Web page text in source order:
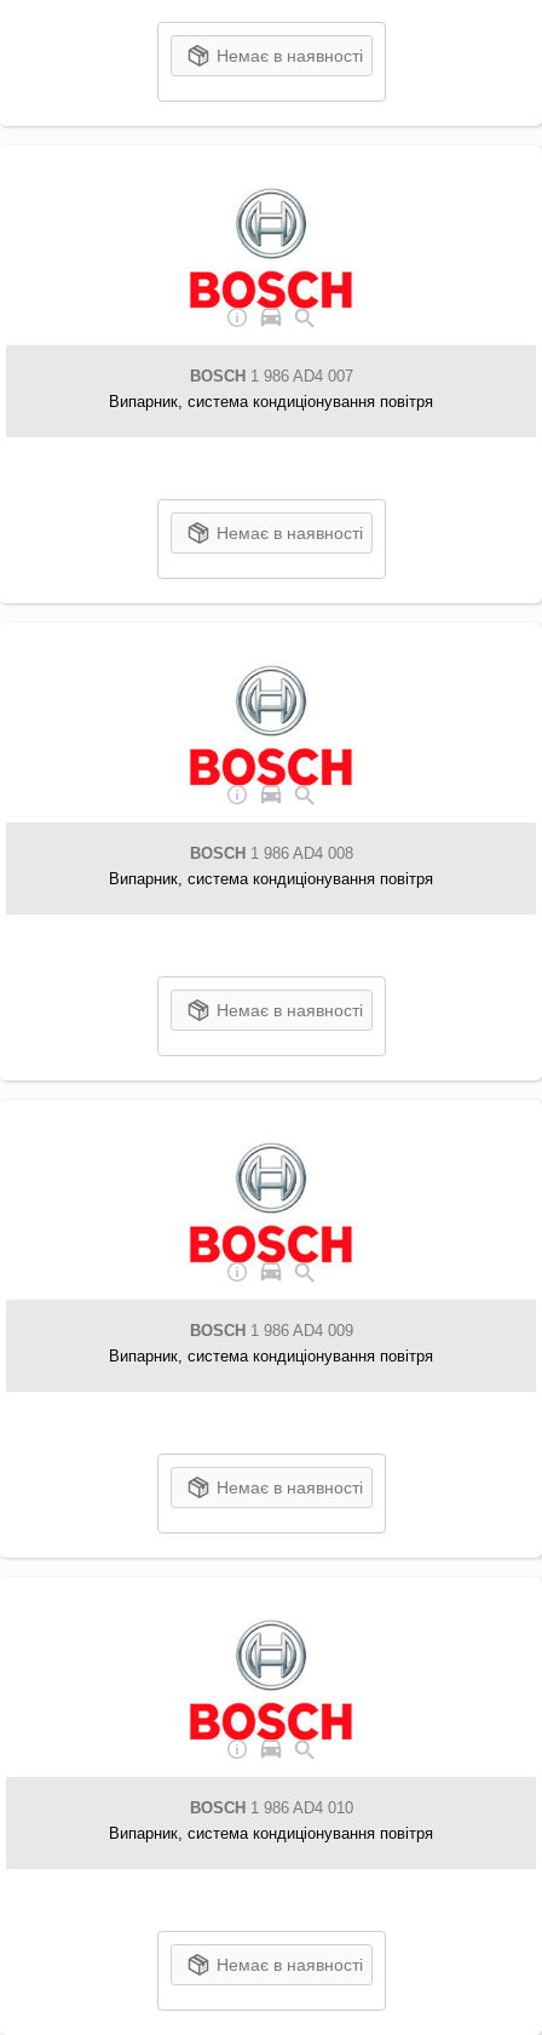
Немає в наявності
BOSCH 1 986 AD4 007
Випарник, система кондиціонування повітря
Немає в наявності
BOSCH 1 986 AD4 008
Випарник, система кондиціонування повітря
Немає в наявності
BOSCH 1 986 AD4 009
Випарник, система кондиціонування повітря
Немає в наявності
BOSCH 1 986 AD4 010
Випарник, система кондиціонування повітря
Немає в наявності